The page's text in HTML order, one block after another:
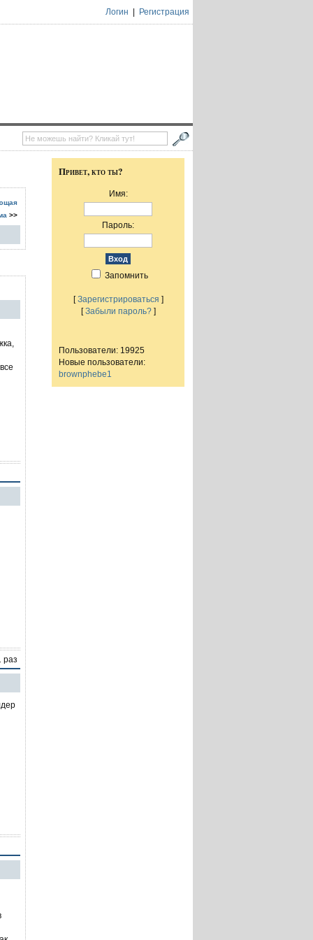
Логин Регистрация
>>
раз
Привет, кто ты?
Имя:
Пароль:
Запомнить
[Зарегистрироваться ]
[Забыли пароль?]
Пользователи: 19925
Новые пользователи:
brownphebe1